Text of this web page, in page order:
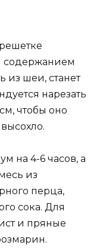
содержанием
из шеи, станет
нарезать
чтобы оно
на 4-6 часов, а
из
перца,
сока. Для
и пряные